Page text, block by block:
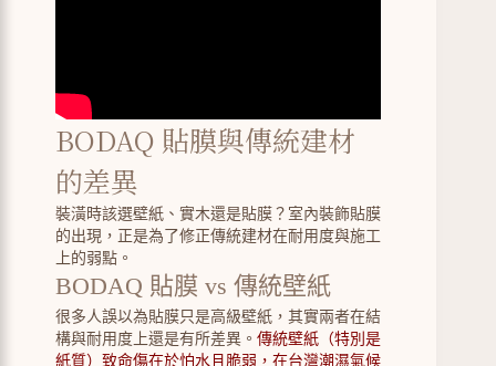
BODAQ 貼膜與傳統建材
的差異
裝潢時該選壁紙、實木還是貼膜？室內裝飾貼膜
的出現，正是為了修正傳統建材在耐用度與施工
上的弱點。
BODAQ 貼膜 vs 傳統壁紙
很多人誤以為貼膜只是高級壁紙，其實兩者在結
構與耐用度上還是有所差異。 傳統壁紙（特別是
紙質）致命傷在於怕水且脆弱，在台灣潮濕氣候